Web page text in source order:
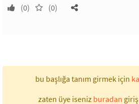
(0) (0)
bu başlığa tanım girmek için
zaten üye iseniz buradan